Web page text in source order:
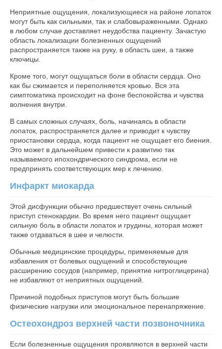
Неприятные ощущения, локализующиеся на районе лопаток
могут быть как сильными, так и слабовыраженными. Однако
в любом случае доставляет неудобства пациенту. Зачастую
область локализации болезненных ощущений
распространяется также на руку, в область шеи, а также
ключицы.
Кроме того, могут ощущаться боли в области сердца. Оно
как бы сжимается и переполняется кровью. Вся эта
симптоматика происходит на фоне беспокойства и чувства
волнения внутри.
В самых сложных случаях, боль, начинаясь в области
лопаток, распространяется далее и приводит к чувству
приостановки сердца, когда пациент не ощущает его биения.
Это может в дальнейшем привести к развитию так
называемого ипохондрического синдрома, если не
предпринять соответствующих мер к лечению.
Инфаркт миокарда
Этой дисфункции обычно предшествует очень сильный
приступ стенокардии. Во время него пациент ощущает
сильную боль в области лопаток и грудины, которая может
также отдаваться в шее и челюсти.
Обычные медицинские процедуры, применяемые для
избавления от болевых ощущений и способствующие
расширению сосудов (например, принятие нитроглицерина)
не избавляют от неприятных ощущений.
Причиной подобных приступов могут быть большие
физические нагрузки или эмоциональное перенапряжение.
Остеохондроз верхней части позвоночника
Если болезненные ощущения проявляются в верхней части